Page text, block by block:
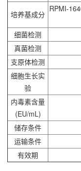
培养基成分
RPMI-
细菌检测
真菌检测
支原体检测
细胞生长实
验
内毒素含量
(EU/mL)
储存条件
运输条件
有效期